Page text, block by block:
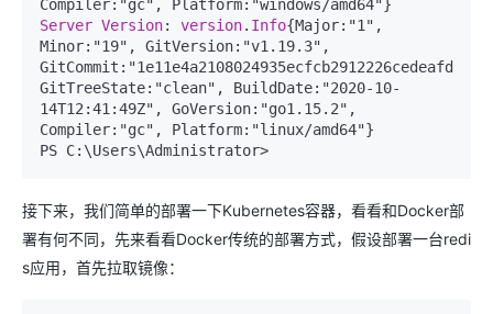
Server Version: version. Info{Major:"1",
Minor:"19", GitVersion:"v1.19.3",
GitTreeState:"clean", BuildDate:"2020-10-
14T12:41:49Z", GoVersion:"go1.15.2",
Compiler:"gc", Platform:"linux/amd64"}
PS C:\Users\Administrator>
接下来，我们简单的部署一下Kubernetes容器，看看和Docker部
署有何不同，先来看看Docker传统的部署方式，假设部署一台redi
s应用，首先拉取镜像：